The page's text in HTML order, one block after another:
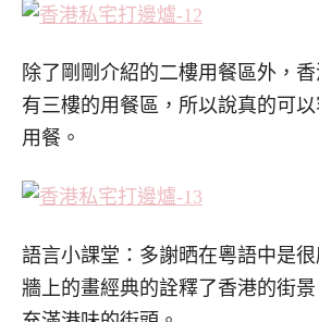
除了剛剛介紹的二樓用餐區外，
有三樓的用餐區，所以說真的可
用餐。
語言小課堂：多謝晒在粵語中是很
牆上的畫經典的詮釋了香港的街